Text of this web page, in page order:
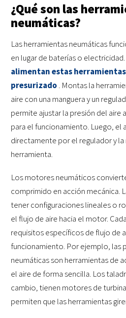
¿Qué son las
neumáticas?
Las herramientas neumáticas
en lugar de baterías o
alimentan estas
presurizado . Montas la
aire con una manguera y un
permite ajustar la presión del aire
para el funcionamiento. Luego, el
directamente por el regulador y la
herramienta.
Los motores neumáticos
comprimido en acción mecánica.
tener configuraciones lineales o
el flujo de aire hacia el motor.
requisitos específicos de flujo de
funcionamiento. Por ejemplo, las
neumáticas son herramientas de
el aire de forma sencilla. Los
cambio, tienen motores de
permiten que las herramientas